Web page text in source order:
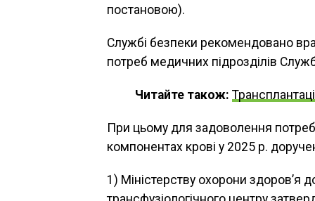
постановою).
Службі безпеки рекомендовано
потреб медичних підрозділів
Читайте також:
При цьому для задоволення потреб
компонентах крові у 2025 р.
1) Міністерству охорони здоров’я